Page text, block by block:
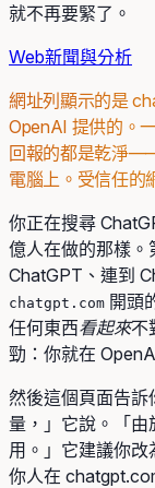
就不再要緊了。
Web新聞與分析
網址列顯示的是
OpenAI 提供的。
回報的都是乾淨
電腦上。受信任的
你正在搜尋
億人在做的那樣
ChatGPT、連到
chatgpt.com 開頭
任何東西看起來不
勁：你就在
然後這個頁面告訴
量，」它說。「
用。」它建議你改
你人在